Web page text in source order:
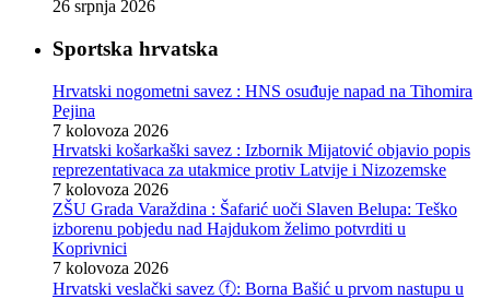
26 srpnja 2026
Sportska hrvatska
Hrvatski nogometni savez : HNS osuđuje napad na Tihomira
Pejina
7 kolovoza 2026
Hrvatski košarkaški savez : Izbornik Mijatović objavio popis
reprezentativaca za utakmice protiv Latvije i Nizozemske
7 kolovoza 2026
ZŠU Grada Varaždina : Šafarić uoči Slaven Belupa: Teško
izborenu pobjedu nad Hajdukom želimo potvrditi u
Koprivnici
7 kolovoza 2026
Hrvatski veslački savez ⓕ: Borna Bašić u prvom nastupu u